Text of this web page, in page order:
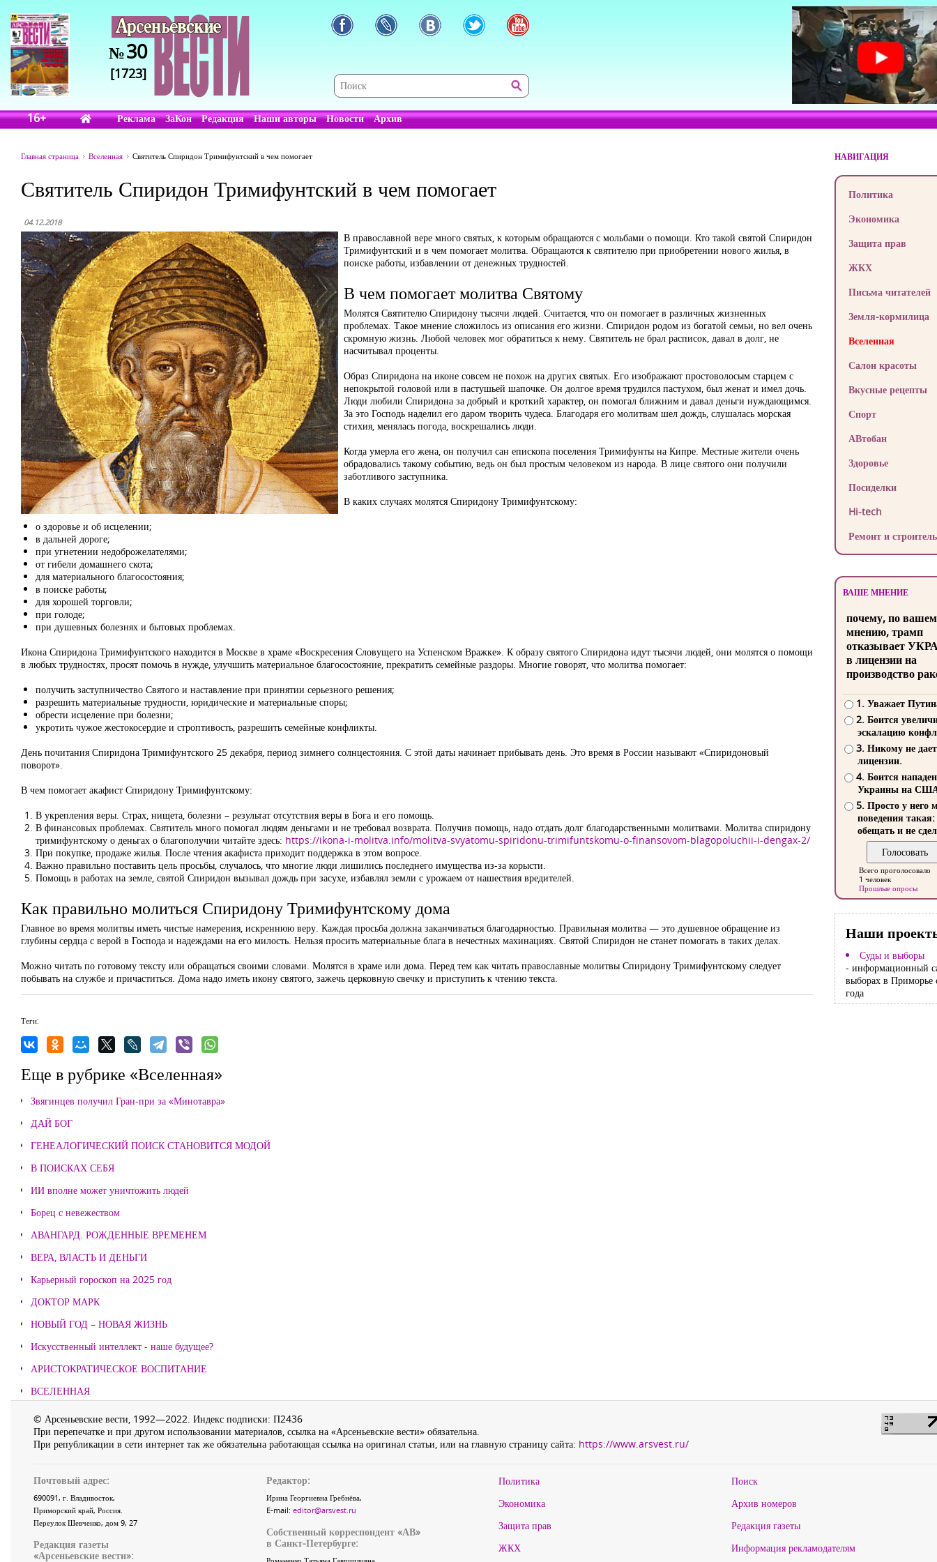
№30
[1723]
16+ Реклама ЗаКон Редакция Наши авторы Новости Архив
Главная страница Вселенная Святитель Спиридон Тримифунтский в чем помогает
Святитель Спиридон Тримифунтский в чем помогает
04.12.2018
В православной вере много святых, к которым обращаются с мольбами о помощи. Кто такой святой Спиридон
Тримифунтский и в чем помогает молитва. Обращаются к святителю при приобретении нового жилья, в
поиске работы, избавлении от денежных трудностей.
В чем помогает молитва Святому
Молятся Святителю Спиридону тысячи людей. Считается, что он помогает в различных жизненных
проблемах. Такое мнение сложилось из описания его жизни. Спиридон родом из богатой семьи, но вел очень
скромную жизнь. Любой человек мог обратиться к нему. Святитель не брал расписок, давал в долг, не
насчитывал проценты.
Образ Спиридона на иконе совсем не похож на других святых. Его изображают простоволосым старцем с
непокрытой головой или в пастушьей шапочке. Он долгое время трудился пастухом, был женат и имел дочь.
Люди любили Спиридона за добрый и кроткий характер, он помогал ближним и давал деньги нуждающимся.
За это Господь наделил его даром творить чудеса. Благодаря его молитвам шел дождь, слушалась морская
стихия, менялась погода, воскрешались люди.
Когда умерла его жена, он получил сан епископа поселения Тримифунты на Кипре. Местные жители очень
обрадовались такому событию, ведь он был простым человеком из народа. В лице святого они получили
заботливого заступника.
В каких случаях молятся Спиридону Тримифунтскому:
о здоровье и об исцелении;
в дальней дороге;
при угнетении недоброжелателями;
от гибели домашнего скота;
для материального благосостояния;
в поиске работы;
для хорошей торговли;
при голоде;
при душевных болезнях и бытовых проблемах.
Икона Спиридона Тримифунтского находится в Москве в храме «Воскресения Словущего на Успенском Вражке». К образу святого Спиридона идут тысячи людей, они молятся о помощи
в любых трудностях, просят помочь в нужде, улучшить материальное благосостояние, прекратить семейные раздоры. Многие говорят, что молитва помогает:
получить заступничество Святого и наставление при принятии серьезного решения;
разрешить материальные трудности, юридические и материальные споры;
обрести исцеление при болезни;
укротить чужое жестокосердие и строптивость, разрешить семейные конфликты.
День почитания Спиридона Тримифунтского 25 декабря, период зимнего солнцестояния. С этой даты начинает прибывать день. Это время в России называют «Спиридоновый
поворот».
В чем помогает акафист Спиридону Тримифунтскому:
В укрепления веры. Страх, нищета, болезни – результат отсутствия веры в Бога и его помощь.
В финансовых проблемах. Святитель много помогал людям деньгами и не требовал возврата. Получив помощь, надо отдать долг благодарственными молитвами. Молитва спиридону
тримифунтскому о деньгах о благополучии читайте здесь: https://ikona-i-molitva.info/molitva-svyatomu-spiridonu-trimifuntskomu-o-finansovom-blagopoluchii-i-dengax-2/
При покупке, продаже жилья. После чтения акафиста приходит поддержка в этом вопросе.
Важно правильно поставить цель просьбы, случалось, что многие люди лишились последнего имущества из-за корысти.
Помощь в работах на земле, святой Спиридон вызывал дождь при засухе, избавлял земли с урожаем от нашествия вредителей.
Как правильно молиться Спиридону Тримифунтскому дома
Главное во время молитвы иметь чистые намерения, искреннюю веру. Каждая просьба должна заканчиваться благодарностью. Правильная молитва — это душевное обращение из
глубины сердца с верой в Господа и надеждами на его милость. Нельзя просить материальные блага в нечестных махинациях. Святой Спиридон не станет помогать в таких делах.
Можно читать по готовому тексту или обращаться своими словами. Молятся в храме или дома. Перед тем как читать православные молитвы Спиридону Тримифунтскому следует
побывать на службе и причаститься. Дома надо иметь икону святого, зажечь церковную свечку и приступить к чтению текста.
Теги:
Еще в рубрике «Вселенная»
Звягинцев получил Гран-при за «Минотавра»
ДАЙ БОГ
ГЕНЕАЛОГИЧЕСКИЙ ПОИСК СТАНОВИТСЯ МОДОЙ
В ПОИСКАХ СЕБЯ
ИИ вполне может уничтожить людей
Борец с невежеством
АВАНГАРД. РОЖДЕННЫЕ ВРЕМЕНЕМ
ВЕРА, ВЛАСТЬ И ДЕНЬГИ
Карьерный гороскоп на 2025 год
ДОКТОР МАРК
НОВЫЙ ГОД – НОВАЯ ЖИЗНЬ
Искусственный интеллект - наше будущее?
АРИСТОКРАТИЧЕСКОЕ ВОСПИТАНИЕ
ВСЕЛЕННАЯ
НАВИГАЦИЯ
Политика
Экономика
Защита прав
ЖКХ
Письма читателей
Земля-кормилица
Вселенная
Салон красоты
Вкусные рецепты
Спорт
АВтобан
Здоровье
Посиделки
Hi-tech
Ремонт и
ВАШЕ МНЕНИЕ
почему, по
мнению, трамп
отказывает
в лицензии на
производство
1. Уважает
2. Боится
эскалацию
3. Никому не
лицензии.
4. Боится
Украины на
5. Просто у него
поведения такая:
обещать и не
Всего проголосовало
1 человек
Прошлые опросы
Наши
Суды и выборы
- информационный
выборах в Приморье
года
© Арсеньевские вести, 1992—2022. Индекс подписки: П2436
При перепечатке и при другом использовании материалов, ссылка на «Арсеньевские вести» обязательна.
При републикации в сети интернет так же обязательна работающая ссылка на оригинал статьи, или на главную страницу сайта: https://www.arsvest.ru/
Почтовый адрес:
690091, г. Владивосток,
Приморский край, Россия.
Переулок Шевченко, дом 9, 27
Редакция газеты
«Арсеньевские вести»:
Редактор:
Ирина Георгиевна Гребнёва,
E-mail: editor@arsvest.ru
Собственный корреспондент «АВ»
в Санкт-Петербурге:
Политика
Экономика
Защита прав
ЖКХ
Поиск
Архив номеров
Редакция газеты
Информация рекламодателям